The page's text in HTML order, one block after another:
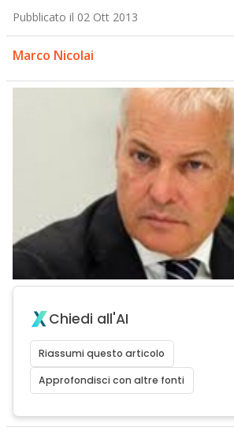
Pubblicato il 02 Ott 2013
Marco Nicolai
Chiedi all'AI
Riassumi questo articolo
Approfondisci con altre fonti